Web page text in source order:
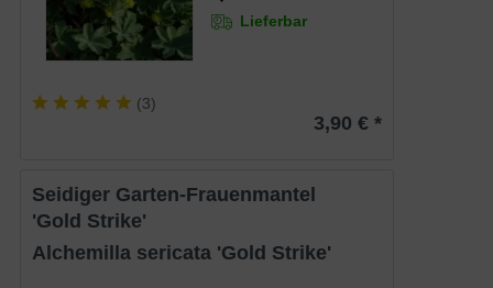
Lieferbar
(3)
3,90 € *
Seidiger Garten-Frauenmantel
'Gold Strike'
Alchemilla sericata 'Gold Strike'